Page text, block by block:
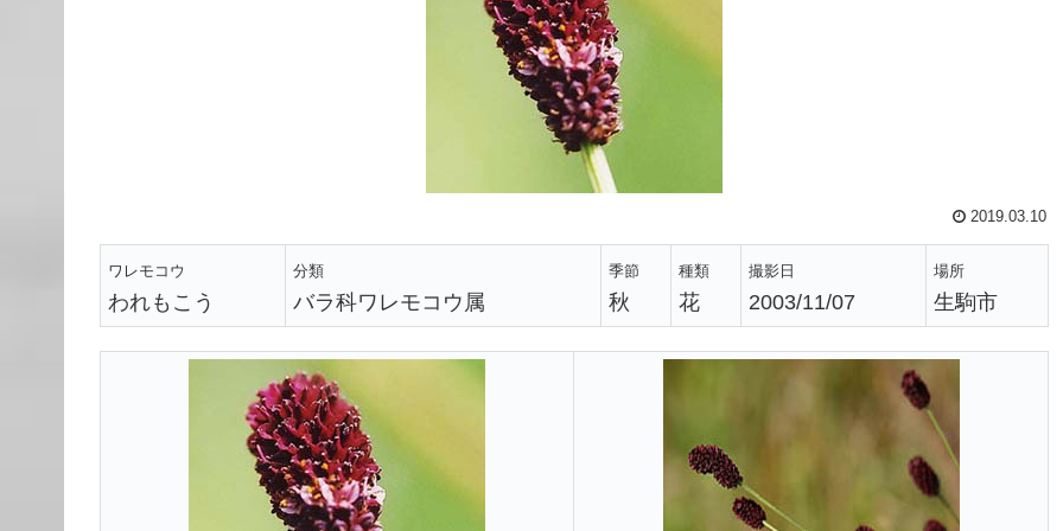
2019.03.10
ワレモコウ
われもこう
分類
バラ科ワレモコウ属
季節
秋
種類
花
撮影日
2003/11/07
場所
生駒市